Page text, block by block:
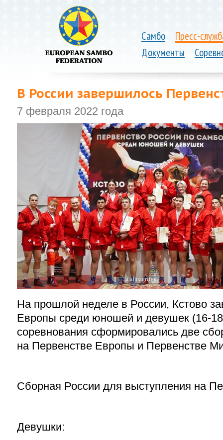
Самбо
Пресс-
Документы
В России завершилось
7 февраля 2022 года
На прошлой неделе в России, Кстово
Европы среди юношей и девушек (16-18
соревнования сформировались две
на Первенстве Европы и Первенстве
Сборная России для выступления на
Девушки: